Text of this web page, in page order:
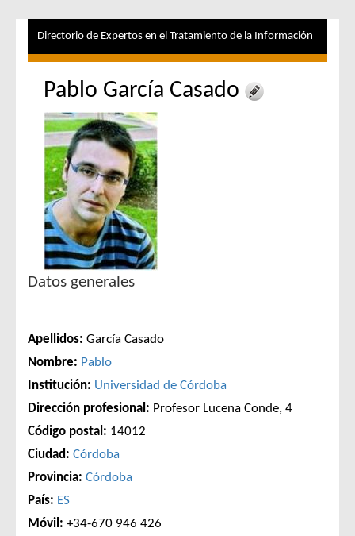
Directorio de Expertos en el Tratamiento de la Información
Pablo García Casado
Datos generales
Apellidos: García Casado
Nombre: Pablo
Institución: Universidad de Córdoba
Dirección profesional: Profesor Lucena Conde, 4
Código postal: 14012
Ciudad: Córdoba
Provincia: Córdoba
País: ES
Móvil: +34-670 946 426